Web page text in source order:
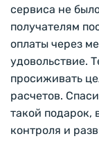
сервиса не
получателям
оплаты через
удовольствие.
просиживать
расчетов.
такой подарок,
контроля и